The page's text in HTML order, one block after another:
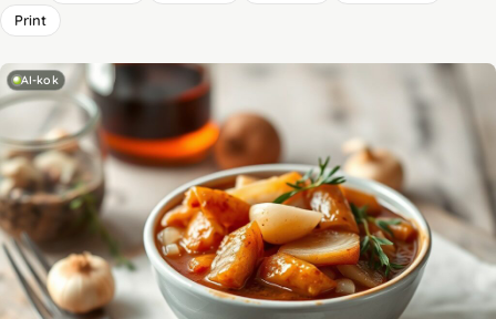
Print
AI-kok